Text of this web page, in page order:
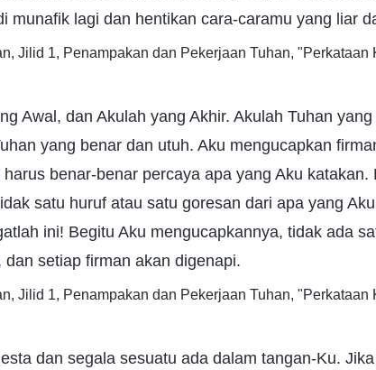
munafik lagi dan hentikan cara-caramu yang liar
Jilid 1, Penampakan dan Pekerjaan Tuhan, "Perkataan
Awal, dan Akulah yang Akhir. Akulah Tuhan
yang benar dan utuh. Aku mengucapkan
benar-benar percaya apa yang Aku katakan.
satu huruf atau satu goresan dari apa yang
ini! Begitu Aku mengucapkannya, tidak ada
dan setiap firman akan digenapi.
Jilid 1, Penampakan dan Pekerjaan Tuhan, "Perkataan
dan segala sesuatu ada dalam tangan-Ku.